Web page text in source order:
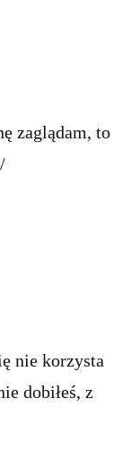
zaglądam, to
nie korzysta
dobiłeś, z